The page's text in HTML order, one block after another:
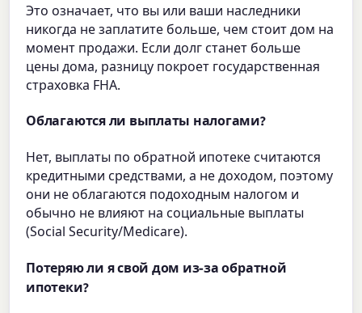
Это означает, что вы или ваши наследники
никогда не заплатите больше, чем стоит дом на
момент продажи. Если долг станет больше
цены дома, разницу покроет государственная
страховка FHA.
Облагаются ли выплаты налогами?
Нет, выплаты по обратной ипотеке считаются
кредитными средствами, а не доходом, поэтому
они не облагаются подоходным налогом и
обычно не влияют на социальные выплаты
(Social Security/Medicare).
Потеряю ли я свой дом из-за обратной
ипотеки?